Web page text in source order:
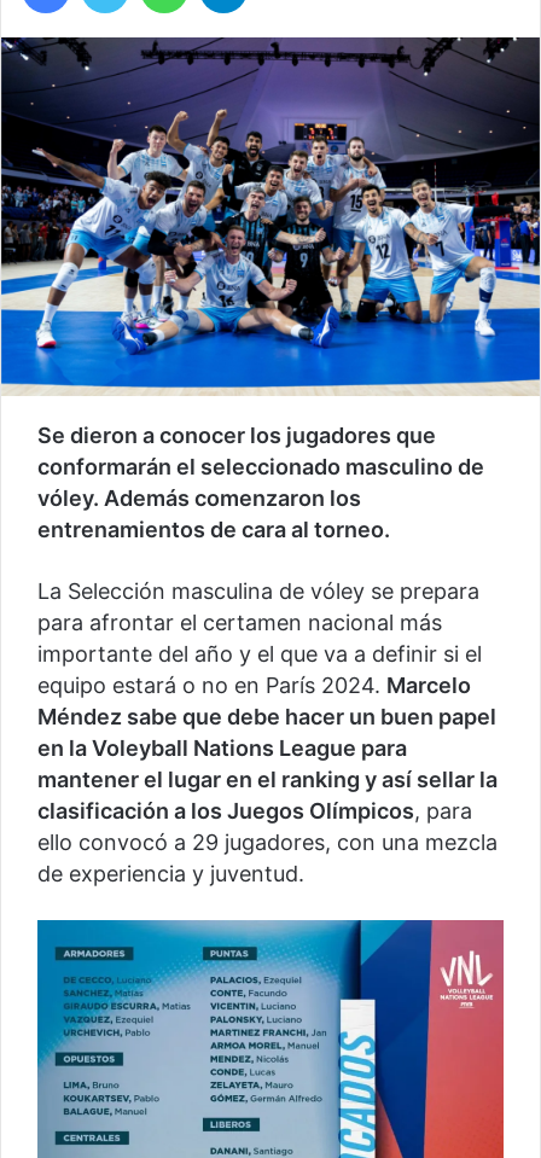
Se dieron a conocer los jugadores que
conformarán el seleccionado masculino de
vóley. Además comenzaron los
entrenamientos de cara al torneo.
La Selección masculina de vóley se prepara
para afrontar el certamen nacional más
importante del año y el que va a definir si el
equipo estará o no en París 2024. Marcelo
Méndez sabe que debe hacer un buen papel
en la Voleyball Nations League para
mantener el lugar en el ranking y así sellar la
clasificación a los Juegos Olímpicos, para
ello convocó a 29 jugadores, con una mezcla
de experiencia y juventud.